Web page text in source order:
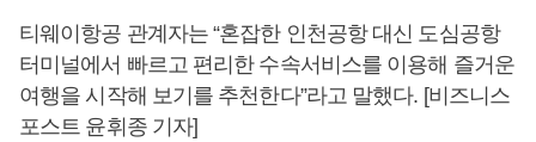
티웨이항공 관계자는 “혼잡한 인천공항 대신 도심공항
터미널에서 빠르고 편리한 수속서비스를 이용해 즐거운
여행을 시작해 보기를 추천한다”라고 말했다. [비즈니스
포스트 윤휘종 기자]